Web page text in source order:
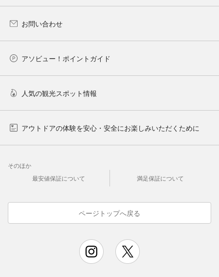
お問い合わせ
アソビュー！ポイントガイド
人気の観光スポット情報
アウトドアの体験を安心・安全にお楽しみいただくために
そのほか
最安値保証について
満足保証について
ページトップへ戻る